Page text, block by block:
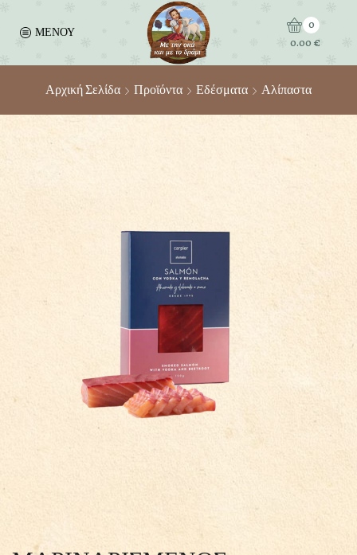
ΜΕΝΟΥ
0
0.00€
Αρχική Σελίδα Προϊόντα Εδέσματα Αλίπαστα